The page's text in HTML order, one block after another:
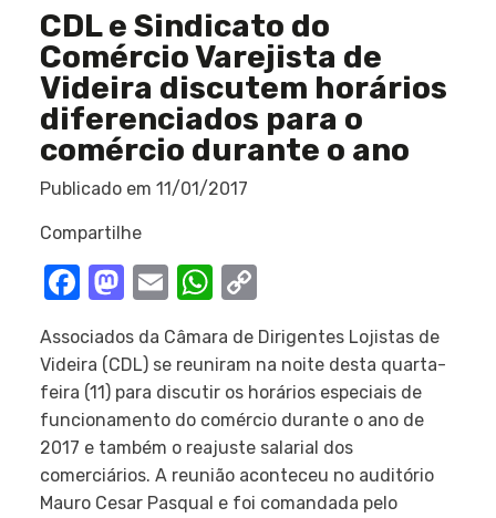
CDL e Sindicato do
Comércio Varejista de
Videira discutem horários
diferenciados para o
comércio durante o ano
Publicado em 11/01/2017
Compartilhe
Facebook
Mastodon
EmailWhatsApp
Associados da Câmara de Dirigentes Lojistas de
Videira (CDL) se reuniram na noite desta quarta-
feira (11) para discutir os horários especiais de
funcionamento do comércio durante o ano de
2017 e também o reajuste salarial dos
comerciários. A reunião aconteceu no auditório
Mauro Cesar Pasqual e foi comandada pelo